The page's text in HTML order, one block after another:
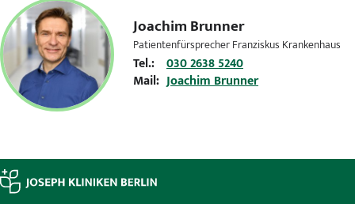
Veranstaltungen
Presse
Kontakt
Joachim Brunner
Patientenfürsprecher Franziskus Krankenhaus
Tel.: 030 2638 5240
Mail: Joachim Brunner